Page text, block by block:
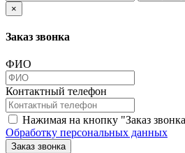
×
Заказ звонка
ФИО
Контактный телефон
Нажимая на кнопку "Заказ
Обработку персональных данных
Заказ звонка